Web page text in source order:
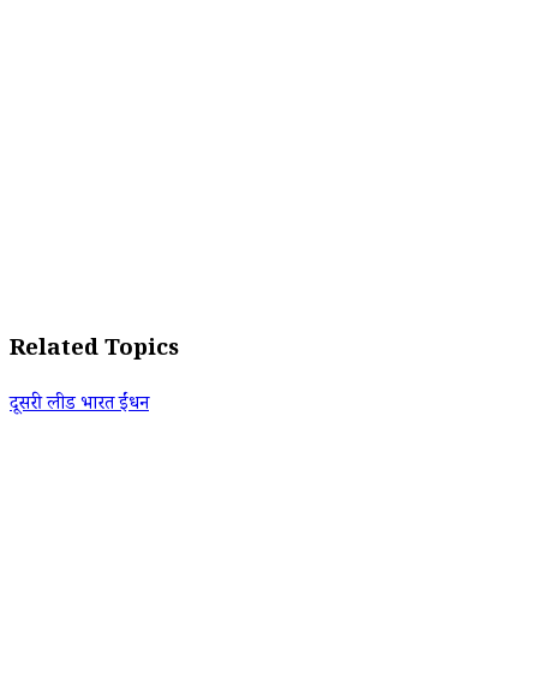
Related Topics
दूसरी लीड भारत ईंधन